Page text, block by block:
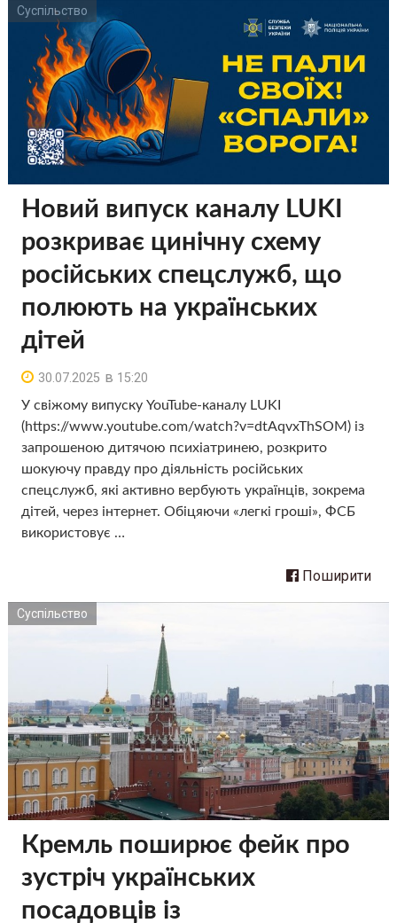
Суспільство
Новий випуск каналу LUKI
розкриває цинічну схему
російських спецслужб, що
полюють на українських
дітей
30.07.2025 в 15:20
У свіжому випуску YouTube-каналу LUKI
(https://www.youtube.com/watch?v=dtAqvxThSOM) із
запрошеною дитячою психіатринею, розкрито
шокуючу правду про діяльність російських
спецслужб, які активно вербують українців, зокрема
дітей, через інтернет. Обіцяючи «легкі гроші», ФСБ
використовує …
Поширити
Суспільство
Кремль поширює фейк про
зустріч українських
посадовців із